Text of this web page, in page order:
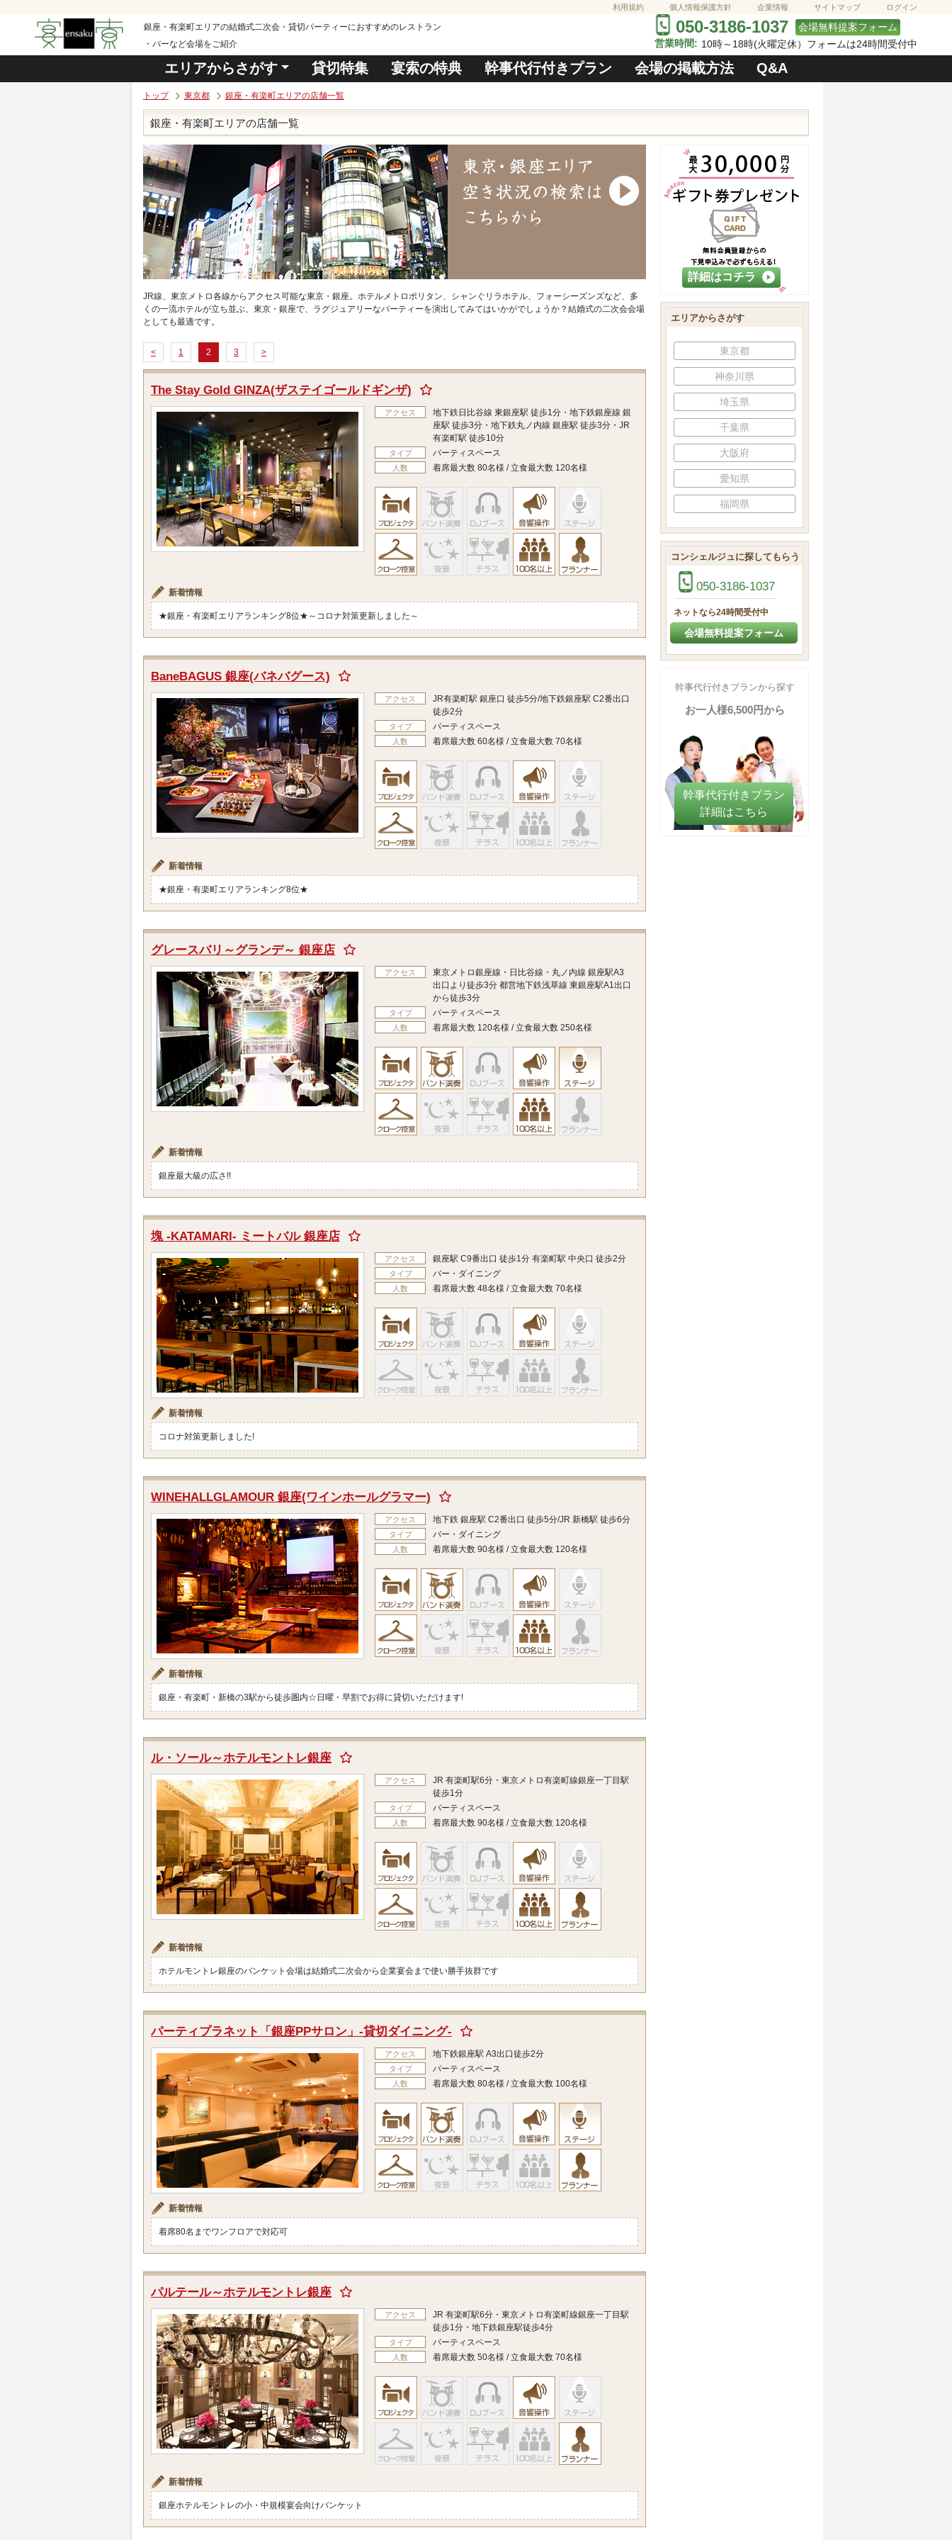
利用規約 個人情報保護方針 企業情報 サイトマップ ログイン
銀座・有楽町エリアの結婚式二次会・貸切パーティーにおすすめのレストラン
・バーなど会場をご紹介
050-3186-1037
会場無料提案フォーム
営業時間: 10時～18時(火曜定休）フォームは24時間受付中
エリアからさがす 貸切特集 宴索の特典 幹事代行付きプラン 会場の掲載方法 Q&A
トップ 東京都 銀座・有楽町エリアの店舗一覧
銀座・有楽町エリアの店舗一覧
JR線、東京メトロ各線からアクセス可能な東京・銀座。ホテルメトロポリタン、シャンぐリラホテル、フォーシーズンズなど、多
くの一流ホテルが立ち並ぶ、東京・銀座で、ラグジュアリーなパーティーを演出してみてはいかがでしょうか？結婚式の二次会会場
としても最適です。
< 1 2 3 >
The Stay Gold GINZA(ザステイゴールドギンザ)
アクセス
地下鉄日比谷線 東銀座駅 徒歩1分・地下鉄銀座線 銀
座駅 徒歩3分・地下鉄丸ノ内線 銀座駅 徒歩3分・JR
有楽町駅 徒歩10分
タイプ パーティスペース
人数 着席最大数 80名様 / 立食最大数 120名様
新着情報
★銀座・有楽町エリアランキング8位★～コロナ対策更新しました～
BaneBAGUS 銀座(バネバグース)
アクセス
JR有楽町駅 銀座口 徒歩5分/地下鉄銀座駅 C2番出口
徒歩2分
タイプ パーティスペース
人数 着席最大数 60名様 / 立食最大数 70名様
新着情報
★銀座・有楽町エリアランキング8位★
グレースバリ～グランデ～ 銀座店
アクセス
東京メトロ銀座線・日比谷線・丸ノ内線 銀座駅A3
出口より徒歩3分 都営地下鉄浅草線 東銀座駅A1出口
から徒歩3分
タイプ パーティスペース
人数 着席最大数 120名様 / 立食最大数 250名様
新着情報
銀座最大級の広さ!!
塊 -KATAMARI- ミートバル 銀座店
アクセス 銀座駅 C9番出口 徒歩1分 有楽町駅 中央口 徒歩2分
タイプ バー・ダイニング
人数 着席最大数 48名様 / 立食最大数 70名様
新着情報
コロナ対策更新しました!
WINEHALLGLAMOUR 銀座(ワインホールグラマー)
アクセス 地下鉄 銀座駅 C2番出口 徒歩5分/JR 新橋駅 徒歩6分
タイプ バー・ダイニング
人数 着席最大数 90名様 / 立食最大数 120名様
新着情報
銀座・有楽町・新橋の3駅から徒歩圏内☆日曜・早割でお得に貸切いただけます!
ル・ソール～ホテルモントレ銀座
アクセス
JR 有楽町駅6分・東京メトロ有楽町線銀座一丁目駅
徒歩1分
タイプ パーティスペース
人数 着席最大数 90名様 / 立食最大数 120名様
新着情報
ホテルモントレ銀座のバンケット会場は結婚式二次会から企業宴会まで使い勝手抜群です
パーティプラネット「銀座PPサロン」-貸切ダイニング-
アクセス 地下鉄銀座駅 A3出口徒歩2分
タイプ パーティスペース
人数 着席最大数 80名様 / 立食最大数 100名様
新着情報
着席80名までワンフロアで対応可
パルテール～ホテルモントレ銀座
アクセス
JR 有楽町駅6分・東京メトロ有楽町線銀座一丁目駅
徒歩1分・地下鉄銀座駅徒歩4分
タイプ パーティスペース
人数 着席最大数 50名様 / 立食最大数 70名様
新着情報
銀座ホテルモントレの小・中規模宴会向けバンケット
詳細はコチラ
エリアからさがす
東京都
神奈川県
埼玉県
千葉県
大阪府
愛知県
福岡県
コンシェルジュに探してもらう
050-3186-1037
ネットなら24時間受付中
会場無料提案フォーム
幹事代行付きプランから探す
お一人様6,500円から
幹事代行付きプラン​
詳細はこちら